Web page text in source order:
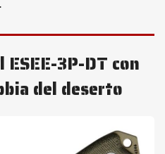
3P-DT con
del deserto